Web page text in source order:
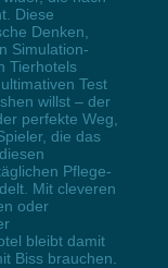
Diese
Denken,
Simulation-
Tierhotels
Test
willst – der
perfekte Weg,
die das
Pflege-
Mit cleveren
oder
bleibt damit
Biss brauchen.